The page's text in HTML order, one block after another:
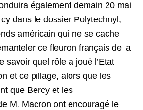
également demain 20 mai
dans le dossier Polytechnyl,
américain qui ne se cache
ce fleuron français de la
savoir quel rôle a joué l’Etat
et ce pillage, alors que les
que Bercy et les
M. Macron ont encouragé le